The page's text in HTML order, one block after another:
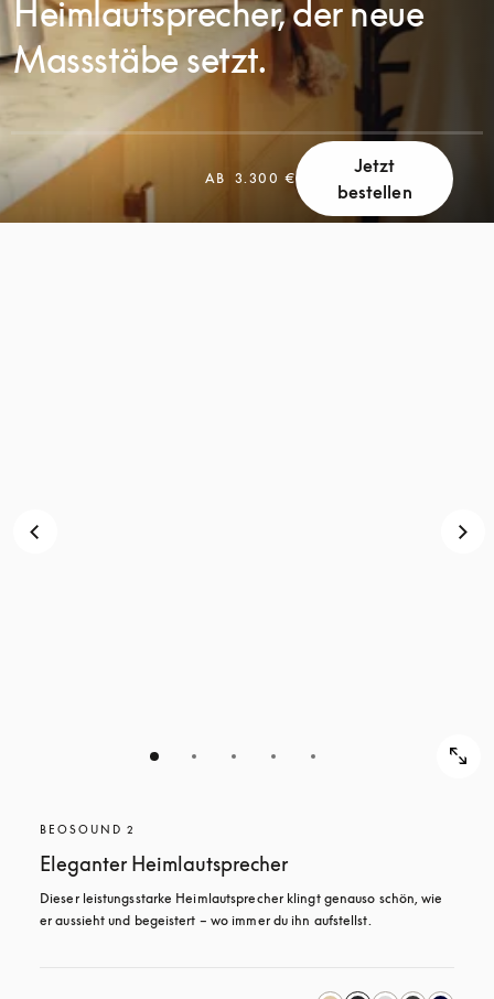
Heimlautsprecher, der neue
Massstäbe setzt.
AB 3.300 €
Jetzt
bestellen
BEOSOUND 2
Eleganter Heimlautsprecher
Dieser leistungsstarke Heimlautsprecher klingt genauso schön, wie
er aussieht und begeistert – wo immer du ihn aufstellst.